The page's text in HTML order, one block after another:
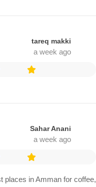
tareq makki
a week ago
Sahar Anani
a week ago
places in Amman for coffee,